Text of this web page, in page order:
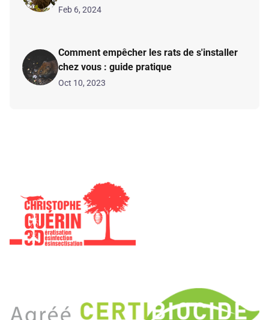
Feb 6, 2024
Comment empêcher les rats de s'installer
chez vous : guide pratique
Oct 10, 2023